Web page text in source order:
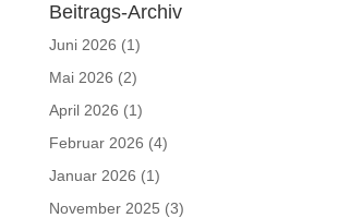
Beitrags-Archiv
Juni 2026 (1)
Mai 2026 (2)
April 2026 (1)
Februar 2026 (4)
Januar 2026 (1)
November 2025 (3)